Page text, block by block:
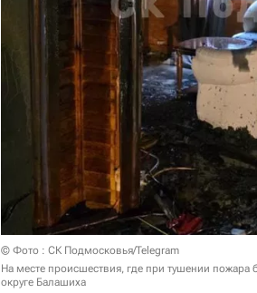
© Фото : СК Подмосковья/Telegram
На месте происшествия, где при тушении
округе Балашиха